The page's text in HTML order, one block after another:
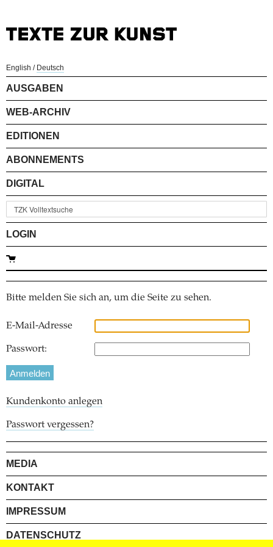
English / Deutsch
AUSGABEN
WEB-ARCHIV
EDITIONEN
ABONNEMENTS
DIGITAL
LOGIN
Bitte melden Sie sich an, um die Seite zu sehen.
E-Mail-Adresse
Passwort:
Kundenkonto anlegen
Passwort vergessen?
MEDIA
KONTAKT
IMPRESSUM
DATENSCHUTZ